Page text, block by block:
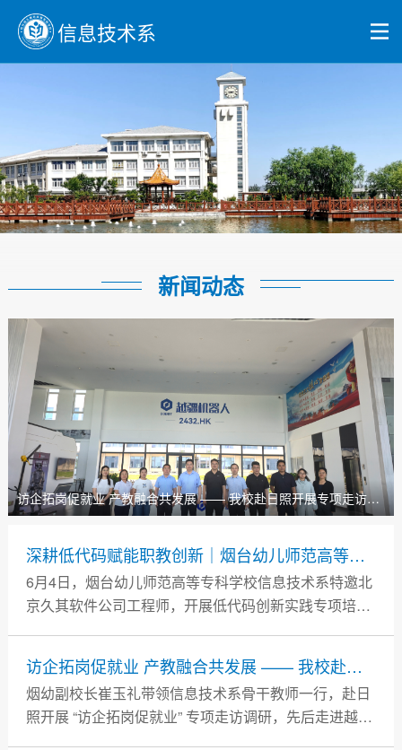
信息技术系
新闻动态
访企拓岗促就业 产教融合共发展 —— 我校赴日照开展专项走访调研活动
深耕低代码赋能职教创新｜烟台幼儿师范高等专科学校开展低代码创新实践专项培训
6月4日，烟台幼儿师范高等专科学校信息技术系特邀北
京久其软件公司工程师，开展低代码创新实践专项培
访企拓岗促就业 产教融合共发展 —— 我校赴日照开展专项走访调研活动
烟幼副校长崔玉礼带领信息技术系骨干教师一行，赴日
照开展 “访企拓岗促就业” 专项走访调研，先后走进越疆